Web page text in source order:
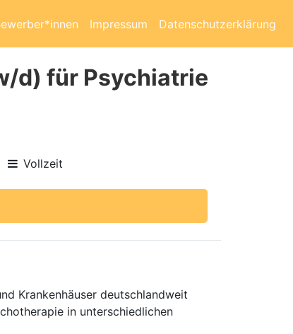
Impressum Datenschutzerklärung
d) für Psychiatrie
Vollzeit
Krankenhäuser deutschlandweit
in unterschiedlichen